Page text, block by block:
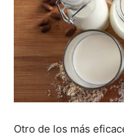
Otro de los más